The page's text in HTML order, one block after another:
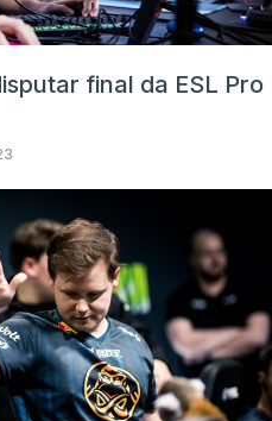
final da ESL Pro